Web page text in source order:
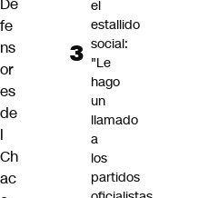
fe
ns
or
es
de
l
Ch
ac
el
estallido
social:
"Le
hago
un
llamado
a
los
partidos